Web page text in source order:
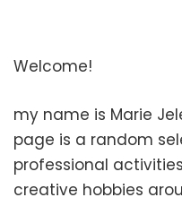
Welcome!
my name is Marie
page is a random
professional
creative hobbies